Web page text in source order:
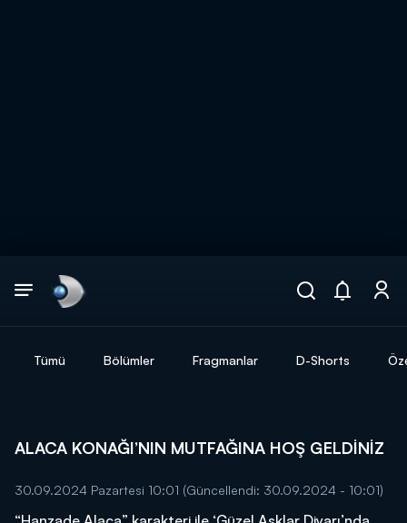
Tümü Bölümler Fragmanlar D-Shorts
ALACA KONAĞI’NIN MUTFAĞINA HOŞ GELDİNİZ
30.09.2024 Pazartesi 10:01 (Güncellendi: 30.09.2024 - 10:01)